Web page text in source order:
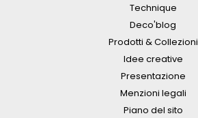
Technique
Deco'blog
Prodotti & Collezioni
Idee creative
Presentazione
Menzioni legali
Piano del sito